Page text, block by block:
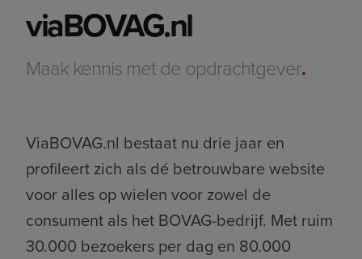
viaBOVAG.nl
Maak kennis met de opdrachtgever.
ViaBOVAG.nl bestaat nu drie jaar en
profileert zich als dé betrouwbare website
voor alles op wielen voor zowel de
consument als het BOVAG-bedrijf. Met ruim
30.000 bezoekers per dag en 80.000